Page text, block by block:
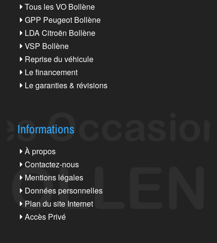
Tous les VO Bollène
GPP Peugeot Bollène
LDA Citroën Bollène
VSP Bollène
Reprise du véhicule
Le financement
Le garanties & révisions
Informations
À propos
Contactez-nous
Mentions légales
Données personnelles
Plan du site Internet
Accès Privé